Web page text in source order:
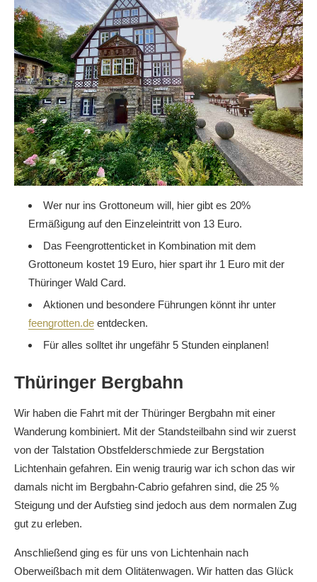
Wer nur ins Grottoneum will, hier gibt es 20%
Ermäßigung auf den Einzeleintritt von 13 Euro.
Das Feengrottenticket in Kombination mit dem
Grottoneum kostet 19 Euro, hier spart ihr 1 Euro mit der
Thüringer Wald Card.
Aktionen und besondere Führungen könnt ihr unter
feengrotten.de entdecken.
Für alles solltet ihr ungefähr 5 Stunden einplanen!
Thüringer Bergbahn
Wir haben die Fahrt mit der Thüringer Bergbahn mit einer
Wanderung kombiniert. Mit der Standsteilbahn sind wir zuerst
von der Talstation Obstfelderschmiede zur Bergstation
Lichtenhain gefahren. Ein wenig traurig war ich schon das wir
damals nicht im Bergbahn-Cabrio gefahren sind, die 25 %
Steigung und der Aufstieg sind jedoch aus dem normalen Zug
gut zu erleben.
Anschließend ging es für uns von Lichtenhain nach
Oberweißbach mit dem Olitätenwagen. Wir hatten das Glück